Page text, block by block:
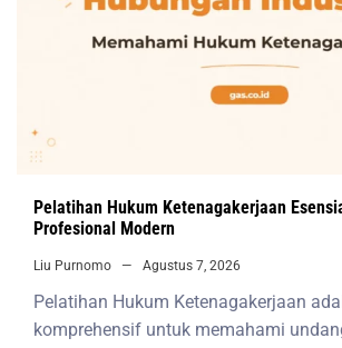
Pelatihan Hukum Ketenagakerjaan
Profesional Modern
Liu Purnomo Agustus 7, 2026
Pelatihan Hukum Ketenagakerjaan
komprehensif untuk memahami